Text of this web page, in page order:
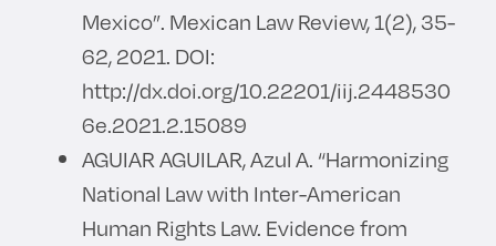
Mexico”. Mexican Law Review, 1(2), 35-
62, 2021. DOI:
http://dx.doi.org/10.22201/iij.2448530
6e.2021.2.15089
AGUIAR AGUILAR, Azul A. “Harmonizing
National Law with Inter-American
Human Rights Law. Evidence from